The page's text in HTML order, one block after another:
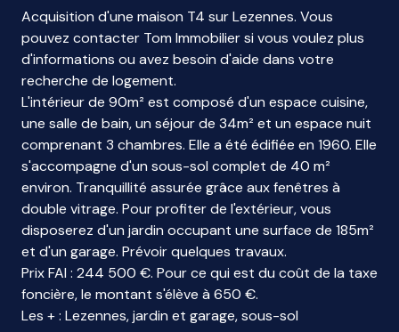
Acquisition d'une maison T4 sur Lezennes. Vous
pouvez contacter Tom Immobilier si vous voulez plus
d'informations ou avez besoin d'aide dans votre
recherche de logement.
L'intérieur de 90m² est composé d'un espace cuisine,
une salle de bain, un séjour de 34m² et un espace nuit
comprenant 3 chambres. Elle a été édifiée en 1960. Elle
s'accompagne d'un sous-sol complet de 40 m²
environ. Tranquillité assurée grâce aux fenêtres à
double vitrage. Pour profiter de l'extérieur, vous
disposerez d'un jardin occupant une surface de 185m²
et d'un garage. Prévoir quelques travaux.
Prix FAI : 244 500 €. Pour ce qui est du coût de la taxe
foncière, le montant s'élève à 650 €.
Les + : Lezennes, jardin et garage, sous-sol